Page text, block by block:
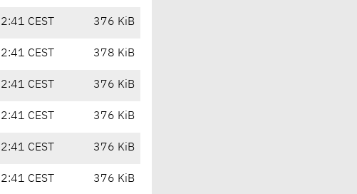
CEST 376 KiB
CEST 378 KiB
CEST 376 KiB
CEST 376 KiB
CEST 376 KiB
CEST 376 KiB